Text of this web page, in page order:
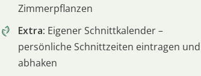
Zimmerpflanzen
Extra: Eigener Schnittkalender –
persönliche Schnittzeiten eintragen und
abhaken